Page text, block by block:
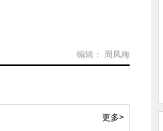
编辑： 周凤梅
更多>